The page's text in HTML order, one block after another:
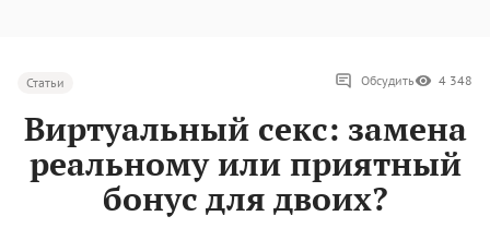
Статьи Обсудить 4 348
Виртуальный секс: замена
реальному или приятный
бонус для двоих?